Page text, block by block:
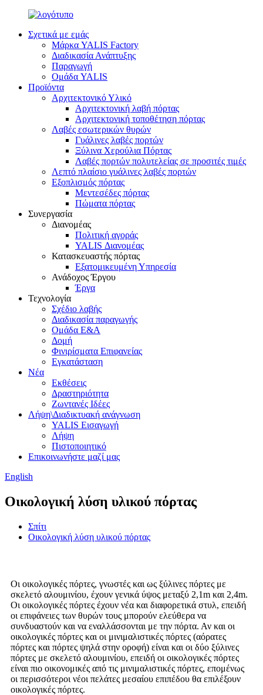
Σχετικά με εμάς
Μάρκα YALIS Factory
Διαδικασία Ανάπτυξης
Παραγωγή
Ομάδα YALIS
Προϊόντα
Αρχιτεκτονικό Υλικό
Αρχιτεκτονική λαβή πόρτας
Αρχιτεκτονική τοποθέτηση πόρτας
Λαβές εσωτερικών θυρών
Γυάλινες λαβές πορτών
Ξύλινα Χερούλια Πόρτας
Λαβές πορτών πολυτελείας σε προσιτές τιμές
Λεπτό πλαίσιο γυάλινες λαβές πορτών
Εξοπλισμός πόρτας
Μεντεσέδες πόρτας
Πώματα πόρτας
Συνεργασία
Διανομέας
Πολιτική αγοράς
YALIS Διανομέας
Κατασκευαστής πόρτας
Εξατομικευμένη Υπηρεσία
Ανάδοχος Έργου
Έργα
Τεχνολογία
Σχέδιο λαβής
Διαδικασία παραγωγής
Ομάδα Ε&Α
Δομή
Φινιρίσματα Επιφανείας
Εγκατάσταση
Νέα
Εκθέσεις
Δραστηριότητα
Ζωντανές Ιδέες
Λήψη\Διαδικτυακή ανάγνωση
YALIS Εισαγωγή
Λήψη
Πιστοποιητικό
Επικοινωνήστε μαζί μας
English
Οικολογική λύση υλικού πόρτας
Σπίτι
Οικολογική λύση υλικού πόρτας
Οι οικολογικές πόρτες, γνωστές και ως ξύλινες πόρτες με
σκελετό αλουμινίου, έχουν γενικά ύψος μεταξύ 2,1m και 2,4m.
Οι οικολογικές πόρτες έχουν νέα και διαφορετικά στυλ, επειδή
οι επιφάνειες των θυρών τους μπορούν ελεύθερα να
συνδυαστούν και να εναλλάσσονται με την πόρτα. Αν και οι
οικολογικές πόρτες και οι μινιμαλιστικές πόρτες (αόρατες
πόρτες και πόρτες ψηλά στην οροφή) είναι και οι δύο ξύλινες
πόρτες με σκελετό αλουμινίου, επειδή οι οικολογικές πόρτες
είναι πιο οικονομικές από τις μινιμαλιστικές πόρτες, επομένως
οι περισσότεροι νέοι πελάτες μεσαίου επιπέδου θα επιλέξουν
οικολογικές πόρτες.